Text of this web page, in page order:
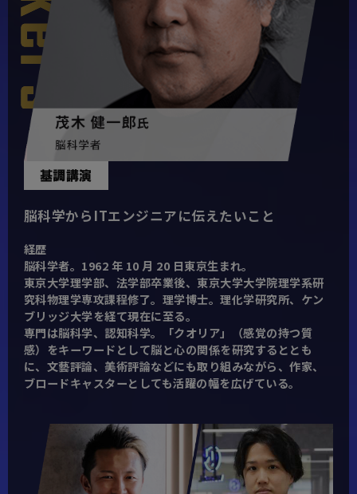
基調講演
脳科学からITエンジニアに伝えたいこと
経歴
脳科学者。1962 年 10 月 20 日東京生まれ。
東京大学理学部、法学部卒業後、東京大学大学院理学系研
究科物理学専攻課程修了。理学博士。理化学研究所、ケン
ブリッジ大学を経て現在に至る。
専門は脳科学、認知科学。「クオリア」（感覚の持つ質
感）をキーワードとして脳と心の関係を研究するととも
に、文藝評論、美術評論などにも取り組みながら、作家、
ブロードキャスターとしても活躍の幅を広げている。